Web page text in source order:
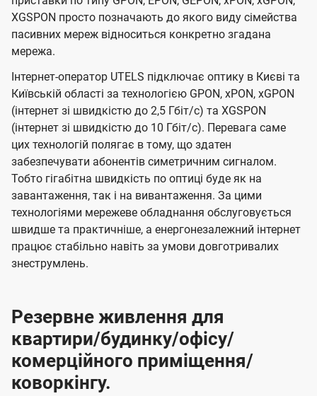
XGSPON просто позначають до якого виду сімейства
пасивних мереж відноситься конкретно згадана
мережа.
Інтернет-оператор UTELS підключає оптику в Києві та
Київській області за технологією GPON, xPON, xGPON
(інтернет зі швидкістю до 2,5 Гбіт/с) та XGSPON
(інтернет зі швидкістю до 10 Гбіт/с). Перевага саме
цих технологій полягає в тому, що здатен
забезпечувати абонентів симетричним сигналом.
Тобто гігабітна швидкість по оптиці буде як на
завантаження, так і на вивантаження. За цими
технологіями мережеве обладнання обслуговується
швидше та практичніше, а енергонезалежний інтернет
працює стабільно навіть за умови довготривалих
знеструмлень.
Резервне живлення для
квартири/будинку/офісу/
комерційного приміщення/
коворкінгу.